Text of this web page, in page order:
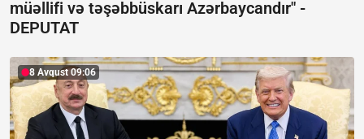
müəllifi və təşəbbüskarı Azərbaycandır" -
DEPUTAT
8 Avqust 09:06